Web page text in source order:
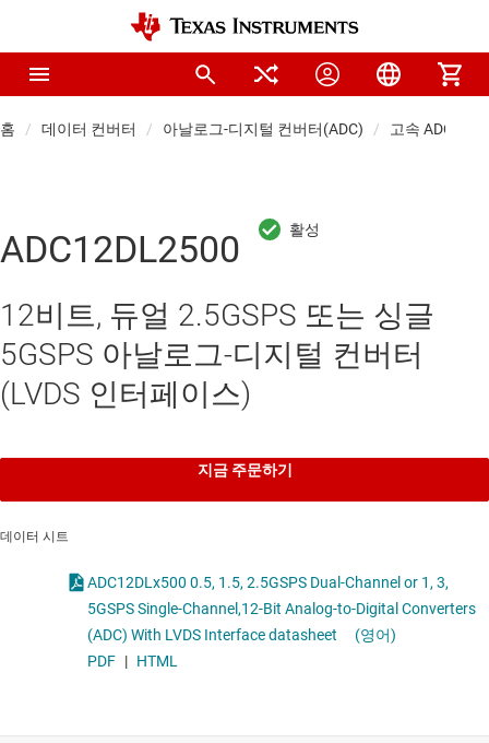
홈 데이터 컨버터 아날로그-디지털 컨버터(ADC) 고속 ADC(≥10
ADC12DL2500
12비트, 듀얼 2.5GSPS 또는 싱글
5GSPS 아날로그-디지털 컨버터
(LVDS 인터페이스)
지금 주문하기
데이터 시트
ADC12DLx500 0.5, 1.5, 2.5GSPS Dual-Channel or 1, 3,
5GSPS Single-Channel,12-Bit Analog-to-Digital Converters
(ADC) With LVDS Interface datasheet
(영어)
PDF | HTML